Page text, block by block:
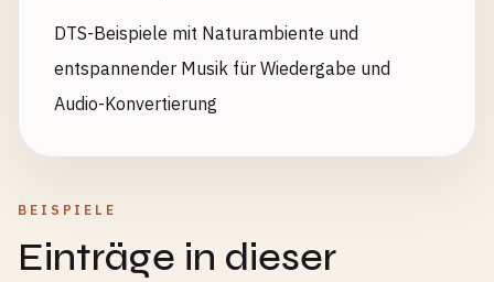
DTS-Beispiele mit Naturambiente und
entspannender Musik für Wiedergabe und
Audio-Konvertierung
BEISPIELE
Einträge in dieser